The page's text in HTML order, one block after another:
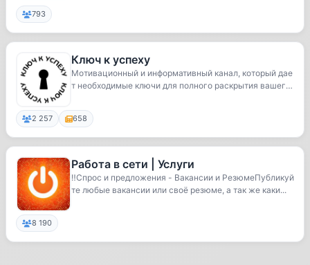
793
Ключ к успеху
Мотивационный и информативный канал, который дае
т необходимые ключи для полного раскрытия вашего
2 257 658
Работа в сети | Услуги
‼️Спрос и предложения - Вакансии и РезюмеПубликуй
те любые вакансии или своё резюме, а так же каки...
8 190